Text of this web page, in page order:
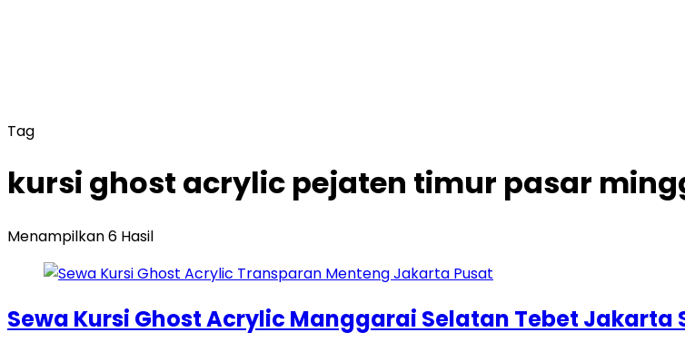
Tag
kursi ghost acrylic pejaten timur pasar
Menampilkan 6 Hasil
Sewa Kursi Ghost Acrylic Manggarai Selatan Tebet Jakarta